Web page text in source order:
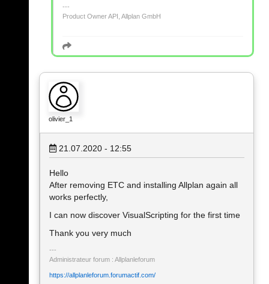
Product Owner API, Allplan GmbH
olivier_1
21.07.2020 - 12:55
Hello
After removing ETC and installing Allplan again all
works perfectly,
I can now discover VisualScripting for the first time
Thank you very much
Administrateur forum : Allplanleforum
https://allplanleforum.forumactif.com/